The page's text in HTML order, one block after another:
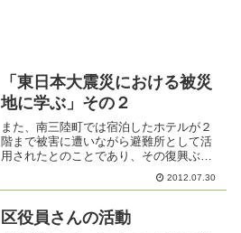
「東日本大震災における被災
地に学ぶ」その２
また、南三陸町では宿泊したホテルが２
階まで被害に遭いながら避難所として活
用されたとのことであり、その復興ぶり
には驚きました。翌日はそのホテルの支
配人が、自ら私たちのバスに乗り込ん
て頂きました。そして周囲は...
2012.07.30
区役員さんの活動